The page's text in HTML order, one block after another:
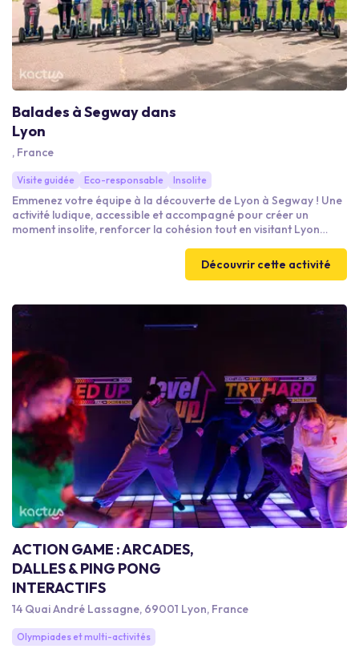
Balades à Segway dans
Lyon
, France
Visite guidée Eco-responsable Insolite
Emmenez votre équipe à la découverte de Lyon à Segway ! Une
activité ludique, accessible et accompagné pour créer un
moment insolite, renforcer la cohésion tout en visitant Lyon
Découvrir cette activité
ACTION GAME : ARCADES,
DALLES & PING PONG
INTERACTIFS
14 Quai André Lassagne, 69001 Lyon, France
Olympiades et multi-activités